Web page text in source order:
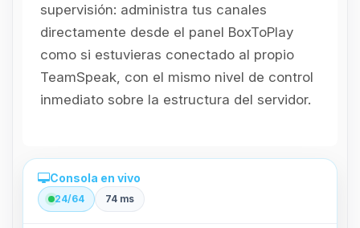
supervisión: administra tus canales
directamente desde el panel BoxToPlay
como si estuvieras conectado al propio
TeamSpeak, con el mismo nivel de control
inmediato sobre la estructura del servidor.
Consola en vivo
24/64 74 ms